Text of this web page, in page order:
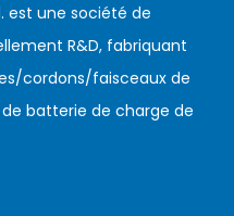
est une société de
R&D, fabriquant
cordons/faisceaux de
batterie de charge de